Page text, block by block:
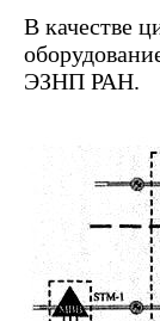
В качестве
ЭЗНП РАН.